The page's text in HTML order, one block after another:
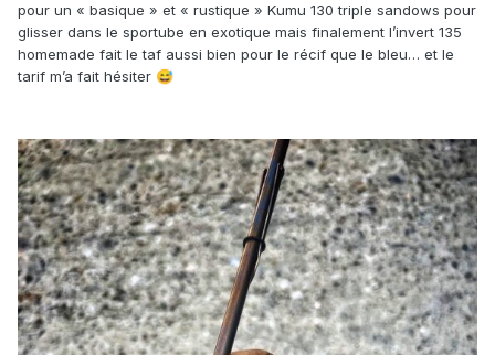
pour un « basique » et « rustique » Kumu 130 triple sandows pour
glisser dans le sportube en exotique mais finalement l’invert 135
homemade fait le taf aussi bien pour le récif que le bleu… et le
tarif m’a fait hésiter 😅